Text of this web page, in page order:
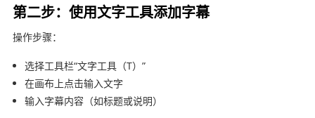
第二步：使用文字工具添加字幕
操作步骤：
选择工具栏“文字工具（T）”
在画布上点击输入文字
输入字幕内容（如标题或说明）